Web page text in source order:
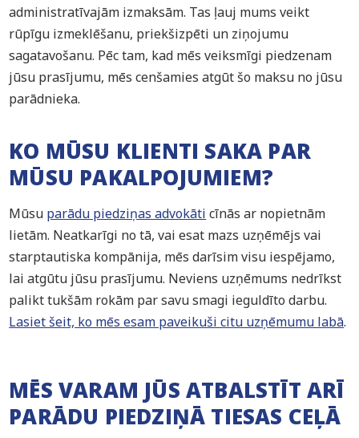
administratīvajām izmaksām. Tas ļauj mums veikt
rūpīgu izmeklēšanu, priekšizpēti un ziņojumu
sagatavošanu. Pēc tam, kad mēs veiksmīgi piedzenam
jūsu prasījumu, mēs cenšamies atgūt šo maksu no jūsu
parādnieka.
KO MŪSU KLIENTI SAKA PAR
MŪSU PAKALPOJUMIEM?
Mūsu parādu piedziņas advokāti cīnās ar nopietnām
lietām. Neatkarīgi no tā, vai esat mazs uzņēmējs vai
starptautiska kompānija, mēs darīsim visu iespējamo,
lai atgūtu jūsu prasījumu. Neviens uzņēmums nedrīkst
palikt tukšām rokām par savu smagi ieguldīto darbu.
Lasiet šeit, ko mēs esam paveikuši citu uzņēmumu labā.
MĒS VARAM JŪS ATBALSTĪT ARĪ
PARĀDU PIEDZIŅĀ TIESAS CEĻĀ